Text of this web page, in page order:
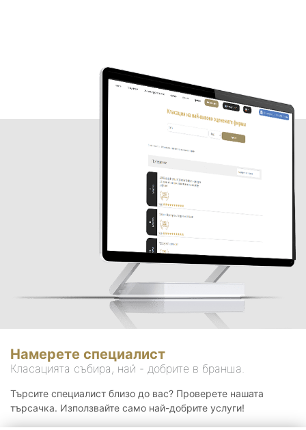
Намерете специалист
Класацията събира, най - добрите в бранша.
Търсите специалист близо до вас? Проверете нашата
търсачка. Използвайте само най-добрите услуги!